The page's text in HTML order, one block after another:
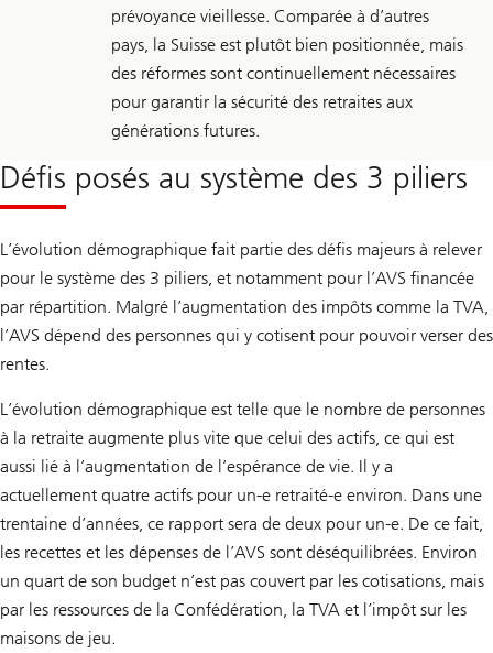
prévoyance vieillesse. Comparée à d’autres
pays, la Suisse est plutôt bien positionnée, mais
des réformes sont continuellement nécessaires
pour garantir la sécurité des retraites aux
générations futures.
Défis posés au système des 3 piliers
L’évolution démographique fait partie des défis majeurs à relever
pour le système des 3 piliers, et notamment pour l’AVS financée
par répartition. Malgré l’augmentation des impôts comme la TVA,
l’AVS dépend des personnes qui y cotisent pour pouvoir verser des
rentes.
L’évolution démographique est telle que le nombre de personnes
à la retraite augmente plus vite que celui des actifs, ce qui est
aussi lié à l’augmentation de l’espérance de vie. Il y a
actuellement quatre actifs pour un-e retraité-e environ. Dans une
trentaine d’années, ce rapport sera de deux pour un-e. De ce fait,
les recettes et les dépenses de l’AVS sont déséquilibrées. Environ
un quart de son budget n’est pas couvert par les cotisations, mais
par les ressources de la Confédération, la TVA et l’impôt sur les
maisons de jeu.